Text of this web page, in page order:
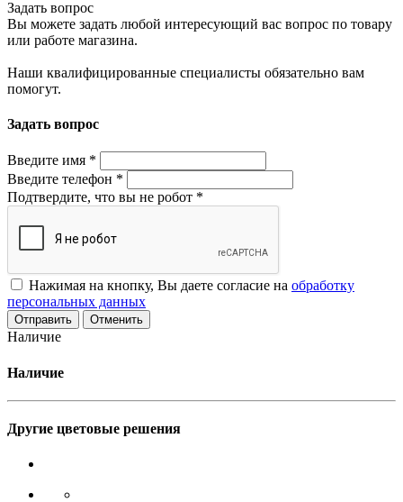
Задать вопрос
Вы можете задать любой интересующий вас вопрос по товару
или работе магазина.
Наши квалифицированные специалисты обязательно вам
помогут.
Задать вопрос
Введите имя *
Введите телефон *
Подтвердите, что вы не робот *
Нажимая на кнопку, Вы даете согласие на обработку
персональных данных
Отменить
Наличие
Наличие
Другие цветовые решения